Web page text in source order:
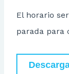
El horario
parada para